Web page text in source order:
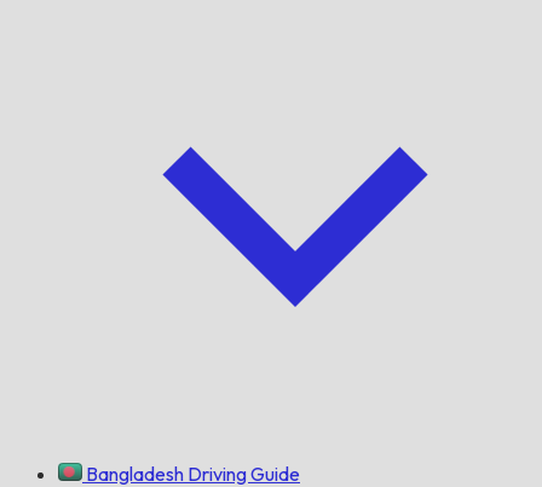
Bangladesh Driving Guide